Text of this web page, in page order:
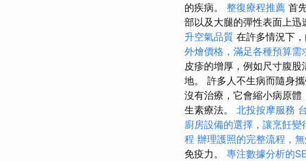
的疾病。 整復療程推薦 首
部以及大腿的彈性表面上迅
升空氣品質 在許多情況下
外燴價格，滿足各種預算需
皮疹的增厚，例如尺寸腹
地。 許多人不生病而隨身
沒有治療，它會縮小病原
生素療法。 北投按摩服務
廚房設備的選擇，讓烹飪變
程 辦理護照的完整流程，
免疫力。 專注數據分析的